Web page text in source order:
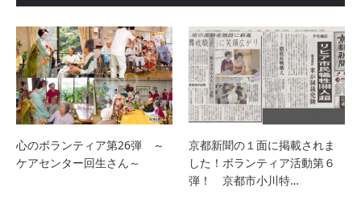
心のボランティア第26弾 ～
ケアセンター回生さん～
京都新聞の１面に掲載されま
した！ボランティア活動第６
弾！ 京都市小川特…